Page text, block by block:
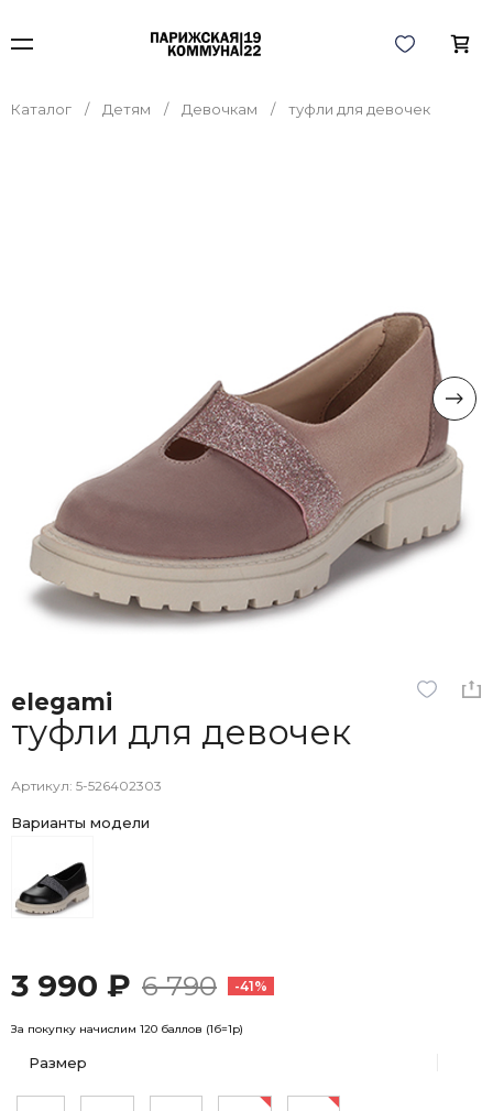
Каталог Детям Девочкам туфли для девочек
elegami
туфли для девочек
Артикул: 5-526402303
Варианты модели
3 990 ₽ 6 790 -41%
За покупку начислим 120 баллов (1б=1р)
Размер